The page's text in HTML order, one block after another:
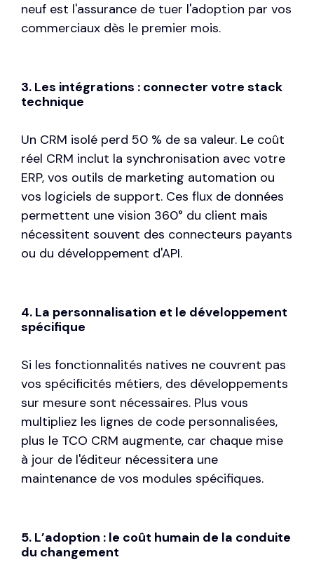
neuf est l'assurance de tuer l'adoption par vos
commerciaux dès le premier mois.
3. Les intégrations : connecter votre stack
technique
Un CRM isolé perd 50 % de sa valeur. Le coût
réel CRM inclut la synchronisation avec votre
ERP, vos outils de marketing automation ou
vos logiciels de support. Ces flux de données
permettent une vision 360° du client mais
nécessitent souvent des connecteurs payants
ou du développement d'API.
4. La personnalisation et le développement
spécifique
Si les fonctionnalités natives ne couvrent pas
vos spécificités métiers, des développements
sur mesure sont nécessaires. Plus vous
multipliez les lignes de code personnalisées,
plus le TCO CRM augmente, car chaque mise
à jour de l'éditeur nécessitera une
maintenance de vos modules spécifiques.
5. L’adoption : le coût humain de la conduite
du changement